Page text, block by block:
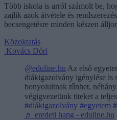
Több iskola is arról számolt be,
zajlik azok átvétele és
becsengetésre minden készen
Közoktatás
Kovács Dóri
@eduline.hu Az első
diákigazolvány igénylése is
bonyolultnak tűnhet,
végigvezetünk titeket a
#diákigazolvány #egyetem
♬ eredeti hang - eduline.hu